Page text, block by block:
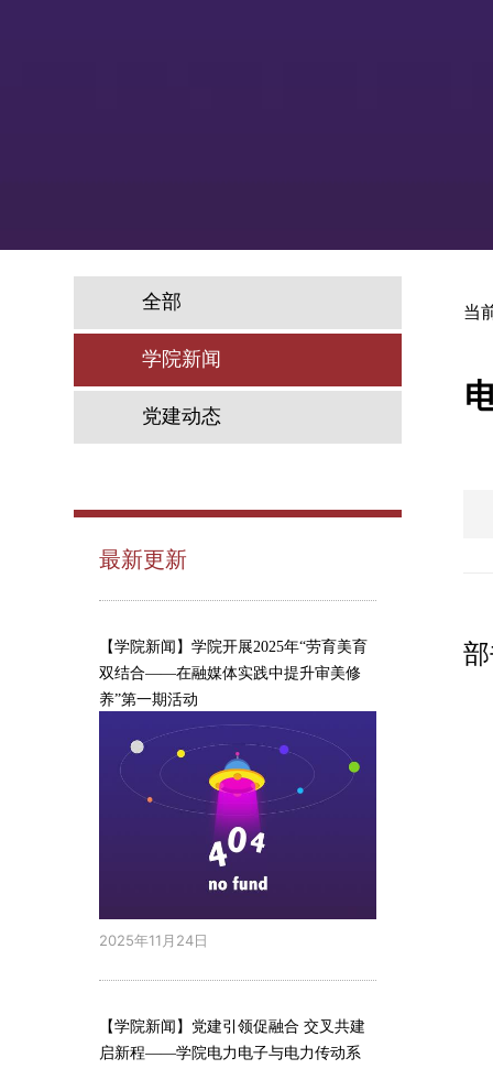
当
全部
学院新闻
党建动态
最新更新
【学院新闻】学院开展2025年“劳育美育
双结合——在融媒体实践中提升审美修
养”第一期活动
2025年11月24日
【学院新闻】党建引领促融合 交叉共建
启新程——学院电力电子与电力传动系